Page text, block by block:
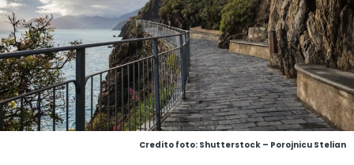
Credito foto: Shutterstock – Porojnicu Stelian